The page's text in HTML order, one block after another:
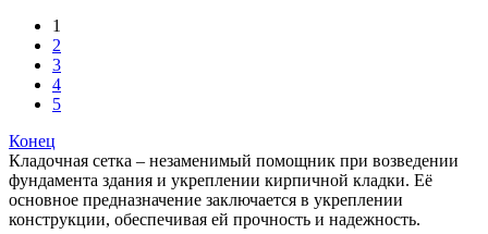
1
2
3
4
5
Конец
Кладочная сетка – незаменимый помощник при возведении
фундамента здания и укреплении кирпичной кладки. Её
основное предназначение заключается в укреплении
конструкции, обеспечивая ей прочность и надежность.